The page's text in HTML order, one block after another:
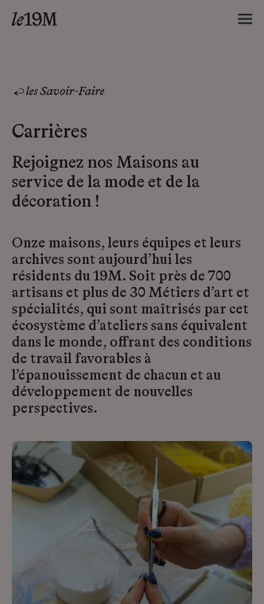
les Savoir-Faire
Carrières
Rejoignez nos Maisons au
service de la mode et de la
décoration !
Onze maisons, leurs équipes et leurs
archives sont aujourd’hui les
résidents du 19M. Soit près de 700
artisans et plus de 30 Métiers d’art et
spécialités, qui sont maîtrisés par cet
écosystème d’ateliers sans équivalent
dans le monde, offrant des conditions
de travail favorables à
l’épanouissement de chacun et au
développement de nouvelles
perspectives.